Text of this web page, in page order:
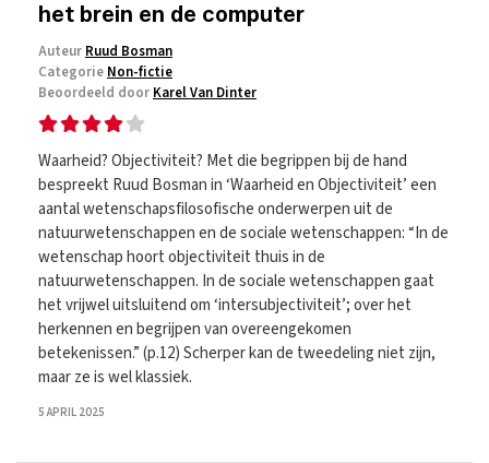
het brein en de computer
Auteur Ruud Bosman
Categorie Non-fictie
Beoordeeld door Karel Van Dinter
Waarheid? Objectiviteit? Met die begrippen bij de hand
bespreekt Ruud Bosman in ‘Waarheid en Objectiviteit’ een
aantal wetenschapsfilosofische onderwerpen uit de
natuurwetenschappen en de sociale wetenschappen: “In de
wetenschap hoort objectiviteit thuis in de
natuurwetenschappen. In de sociale wetenschappen gaat
het vrijwel uitsluitend om ‘intersubjectiviteit’; over het
herkennen en begrijpen van overeengekomen
betekenissen.” (p.12) Scherper kan de tweedeling niet zijn,
maar ze is wel klassiek.
5 APRIL 2025